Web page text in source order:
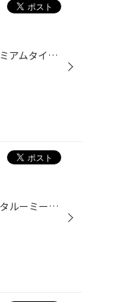
いつもタイヤ館郡山北のWEBをご覧いただき ありがとうございます。 プレミアムタイヤセール開催中‼️ 開催期間:7/22〜8/6 お客様のご来店スタッフ一同心よりお待ちしております。
いつもタイヤ館郡山北のWEBをご覧いただき ありがとうございます。 トヨタルーミーオイルのみ交換 ありがとうございます。 今回、使用したオイル タイヤ館のメジャーオイル エコロード0w-20を使用しました。 お客様のご来店スタッフ一同心よりお待ちしております。